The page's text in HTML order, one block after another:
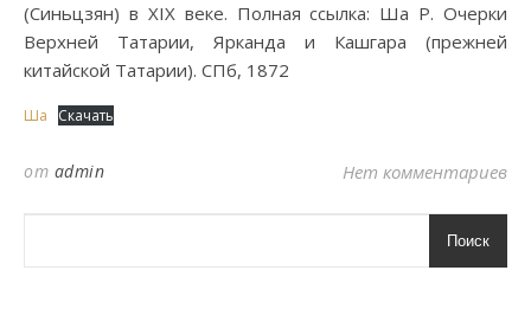
(Синьцзян) в XIX веке. Полная ссылка: Ша Р. Очерки
Верхней Татарии, Ярканда и Кашгара (прежней
китайской Татарии). СПб, 1872
Ша Скачать
от admin Нет комментариев
Поиск